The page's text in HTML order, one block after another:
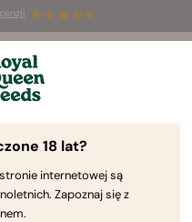
Auto
18 lat?
internetowej są
Zapoznaj się z